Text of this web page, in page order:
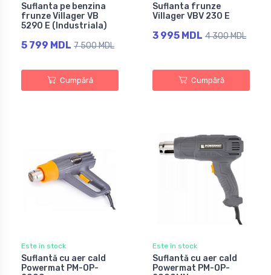
Suflanta pe benzina
frunze Villager VB
5290 E (Industriala)
5 799 MDL 7 500 MDL
Cumpără
Suflanta frunze
Villager VBV 230 E
3 995 MDL 4 300 MDL
Cumpără
Este în stock
Suflantă cu aer cald
Powermat PM-OP-
Este în stock
Suflantă cu aer cald
Powermat PM-OP-